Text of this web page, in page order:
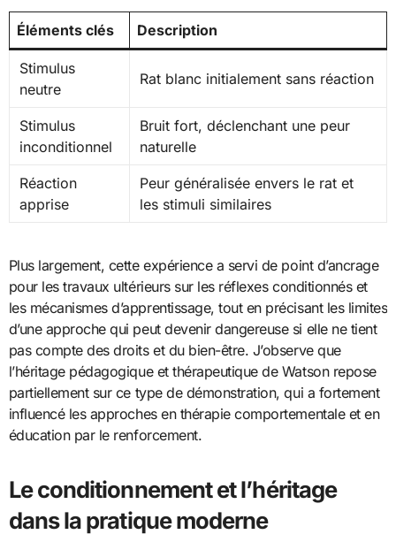
Éléments clés Description
Stimulus
neutre
Rat blanc initialement sans réaction
Stimulus
inconditionnel
Bruit fort, déclenchant une peur
naturelle
Réaction
apprise
Peur généralisée envers le rat et
les stimuli similaires
Plus largement, cette expérience a servi de point d’ancrage
pour les travaux ultérieurs sur les réflexes conditionnés et
les mécanismes d’apprentissage, tout en précisant les limites
d’une approche qui peut devenir dangereuse si elle ne tient
pas compte des droits et du bien-être. J’observe que
l’héritage pédagogique et thérapeutique de Watson repose
partiellement sur ce type de démonstration, qui a fortement
influencé les approches en thérapie comportementale et en
éducation par le renforcement.
Le conditionnement et l’héritage
dans la pratique moderne